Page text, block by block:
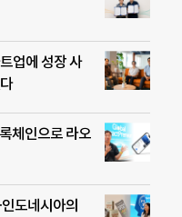
업에 성장 사
체인으로 라오
도네시아의